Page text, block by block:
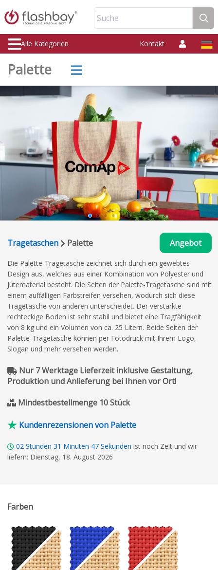
Suche
Alle Kategorien Kontakt
Palette
Tragetaschen Palette Angebot
Die Palette-Tragetasche zeichnet sich durch ein gewebtes
Design aus, welches aus einer Kombination von Polyester und
Jutematerial besteht. Die Seiten der Palette-Tragetasche sind mit
einem auffälligen Farbstreifen versehen, wodurch sich diese
Tragetasche von anderen unterscheidet. Der verstärkte
rechteckige Boden ist sehr stabil und bietet eine Tragfähigkeit
von 8 kg und ein Volumen von ca. 25 Litern. Beide Seiten der
Palette-Tragetasche können per Fotodruck mit Ihrem Logo,
Slogan und mehr versehen werden.
Nur 7 Werktage Lieferzeit inklusive Gestaltung,
Produktion und Anlieferung bei Ihnen vor Ort!
Mindestbestellmenge 10 Stück
Kundenrezensionen von Palette
02 Stunden 31 Minuten 46 Sekunden ist noch Zeit und wir
liefern: Dienstag, 18. August 2026
Farben